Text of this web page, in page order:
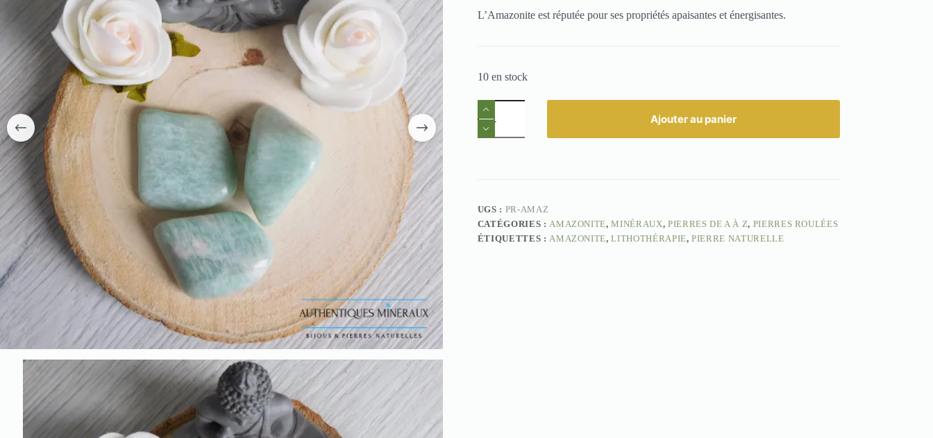
L’Amazonite est réputée pour ses propriétés apaisantes et énergisantes.
10 en stock
quantité
de
Pierre
roulée
Ajouter au panier
UGS : PR-AMAZ
CATÉGORIES :AMAZONITE,MINÉRAUX, PIERRES DE A À Z, PIERRES ROULÉES
ÉTIQUETTES :AMAZONITE,LITHOTHÉRAPIE,PIERRE NATURELLE